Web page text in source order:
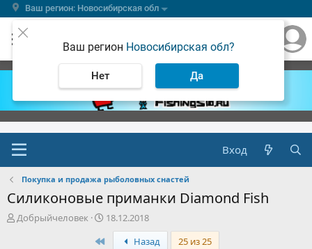
Ваш регион: Новосибирская обл
Ваш регион Новосибирская обл?
Нет Да
Вход
Покупка и продажа рыболовных снастей
Силиконовые приманки Diamond Fish
А
Добрыйчеловек
Д
18.12.2018
ПервыйНазад 25 из 25